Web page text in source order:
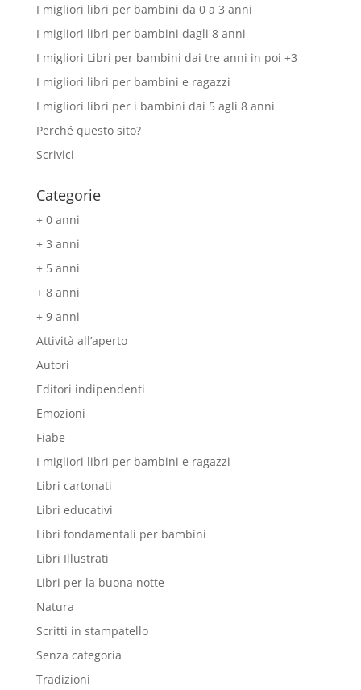
I migliori libri per bambini da 0 a 3 anni
I migliori libri per bambini dagli 8 anni
I migliori Libri per bambini dai tre anni in poi +3
I migliori libri per bambini e ragazzi
I migliori libri per i bambini dai 5 agli 8 anni
Perché questo sito?
Scrivici
Categorie
+ 0 anni
+ 3 anni
+ 5 anni
+ 8 anni
+ 9 anni
Attività all’aperto
Autori
Editori indipendenti
Emozioni
Fiabe
I migliori libri per bambini e ragazzi
Libri cartonati
Libri educativi
Libri fondamentali per bambini
Libri Illustrati
Libri per la buona notte
Natura
Scritti in stampatello
Senza categoria
Tradizioni